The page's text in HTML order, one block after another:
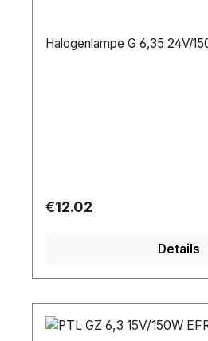
Halogenlampe G 6,35 24V/
Regular price:
€12.02
Details